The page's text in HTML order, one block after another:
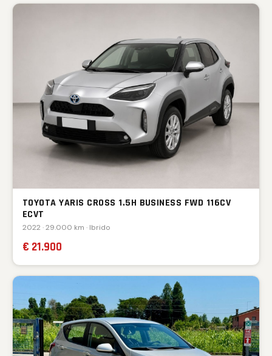
TOYOTA YARIS CROSS 1.5H BUSINESS FWD 116CV
ECVT
2022 · 29.000 km · Ibrido
€ 21.900